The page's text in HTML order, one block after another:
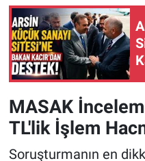
MASAK
TL'lik İşlem
Soruşturmanın en